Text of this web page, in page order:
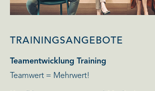
TRAININGSANGEBOTE
Teamentwicklung Training
Teamwert = Mehrwert!